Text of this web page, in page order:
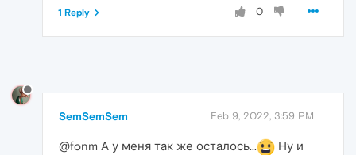
0
1 Reply
SemSemSem Feb 9, 2022, 3:59 PM
@fonm А у меня так же осталось...
Ну и